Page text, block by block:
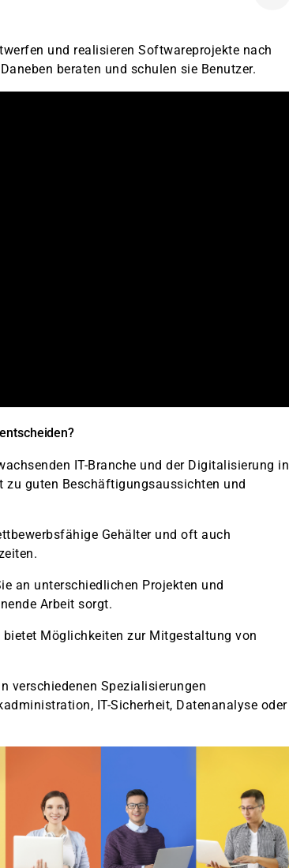
und realisieren Softwareprojekte nach
beraten und schulen sie Benutzer.
IT-Branche und der Digitalisierung in
guten Beschäftigungsaussichten und
Gehälter und oft auch
an unterschiedlichen Projekten und
Arbeit sorgt.
Möglichkeiten zur Mitgestaltung von
verschiedenen Spezialisierungen
IT-Sicherheit, Datenanalyse oder